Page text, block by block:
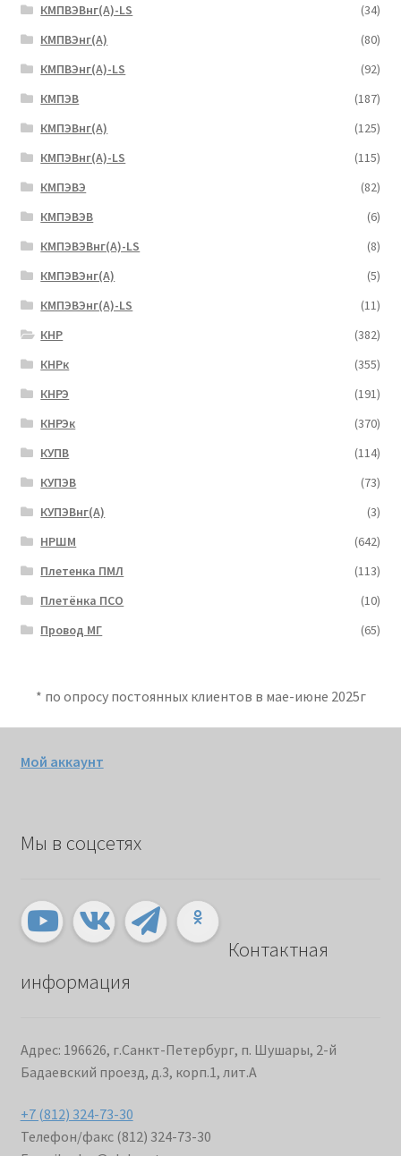
КМПВЭВнг(А)-LS
(34)
КМПВЭнг(А)
(80)
КМПВЭнг(А)-LS
(92)
КМПЭВ
(187)
КМПЭВнг(А)
(125)
КМПЭВнг(А)-LS
(115)
КМПЭВЭ
(82)
КМПЭВЭВ
(6)
КМПЭВЭВнг(А)-LS
(8)
КМПЭВЭнг(А)
(5)
КМПЭВЭнг(А)-LS
(11)
КНР
(382)
КНРк
(355)
КНРЭ
(191)
КНРЭк
(370)
КУПВ
(114)
КУПЭВ
(73)
КУПЭВнг(А)
(3)
НРШМ
(642)
Плетенка ПМЛ
(113)
Плетёнка ПСО
(10)
Провод МГ
(65)
* по опросу постоянных клиентов в мае-июне 2025г
Мой аккаунт
Мы в соцсетях
Контактная
информация
Адрес: 196626, г.Санкт-Петербург, п. Шушары, 2-й
Бадаевский проезд, д.3, корп.1, лит.А
+7 (812) 324-73-30
Телефон/факс (812) 324-73-30